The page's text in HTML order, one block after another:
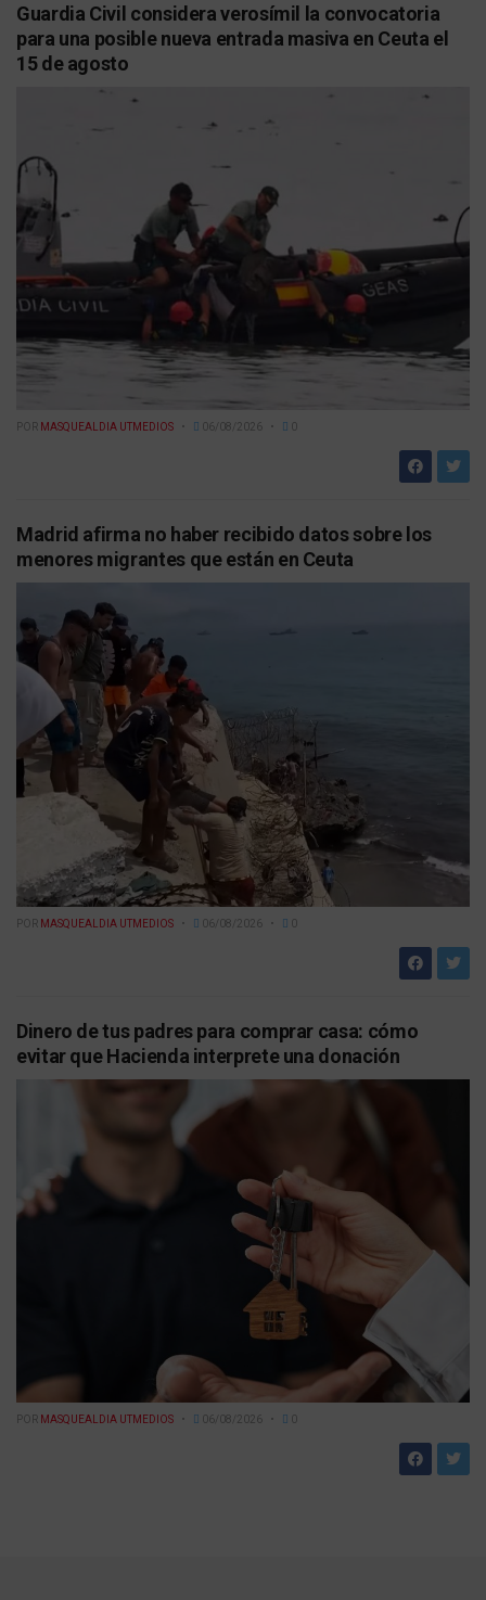
Guardia Civil considera verosímil la convocatoria
para una posible nueva entrada masiva en Ceuta el
15 de agosto
POR MASQUEALDIA UTMEDIOS 06/08/2026 0
Madrid afirma no haber recibido datos sobre los
menores migrantes que están en Ceuta
POR MASQUEALDIA UTMEDIOS 06/08/2026 0
Dinero de tus padres para comprar casa: cómo
evitar que Hacienda interprete una donación
POR MASQUEALDIA UTMEDIOS 06/08/2026 0